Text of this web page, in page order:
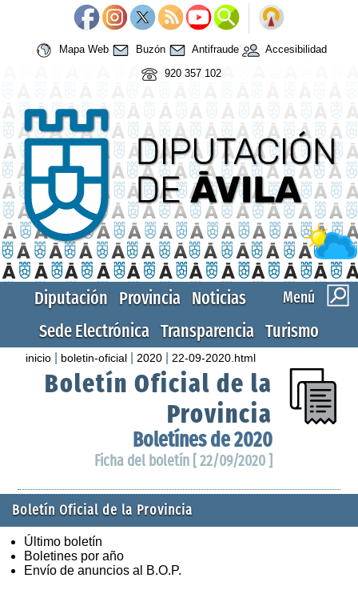
Mapa Web Buzón Antifraude
Accesibilidad
920 357 102
Menú
Diputación Provincia Noticias
Sede Electrónica Transparencia Turismo
inicio boletin-oficial 2020 22-09-2020.html
Boletín Oficial de la
Provincia
Boletínes de 2020
Ficha del boletín [ 22/09/2020 ]
Boletín Oficial de la Provincia
Último boletín
Boletines por año
Envío de anuncios al B.O.P.